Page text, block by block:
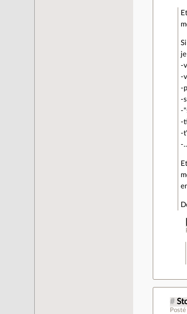
-
-
-
-
-
-
-
-
#